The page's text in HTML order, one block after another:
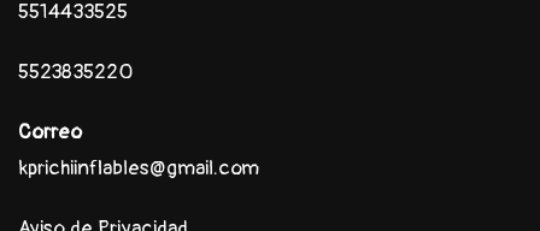
5514433525
5523835220
Correo
kprichiinflables@gmail.com